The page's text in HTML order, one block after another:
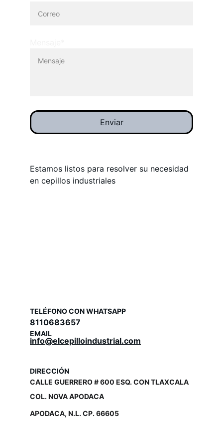
Enviar
Estamos listos para resolver su necesidad
en cepillos industriales
EMAIL
TELÉFONO CON WHATSAPP
info@elcepilloindustrial.com
8110683657
DIRECCIÓN
CALLE GUERRERO # 600 ESQ. CON TLAXCALA
COL. NOVA APODACA
APODACA, N.L. CP. 66605